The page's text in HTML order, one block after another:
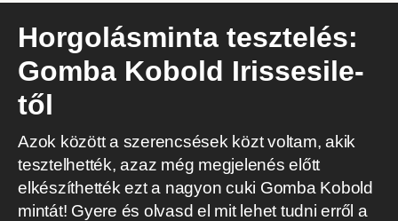
Horgolásminta tesztelés:
Gomba Kobold Irissesile-
től
Azok között a szerencsések közt voltam, akik
tesztelhették, azaz még megjelenés előtt
elkészíthették ezt a nagyon cuki Gomba Kobold
mintát! Gyere és olvasd el mit lehet tudni erről a